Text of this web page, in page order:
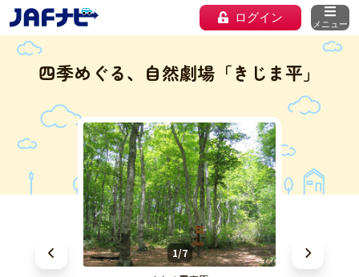
ログイン メニュー
四季めぐる、自然劇場「きじま平」
1/7